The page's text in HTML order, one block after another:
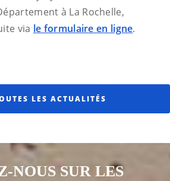
à La Rochelle,
via le formulaire en ligne.
LES ACTUALITÉS
NOUS SUR LES